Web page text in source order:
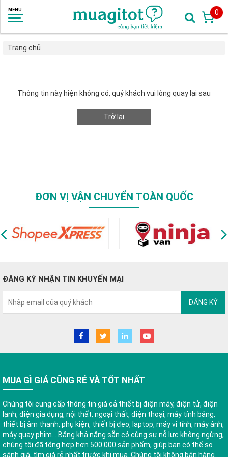
0
Trang chủ
Thông tin này hiện không có, quý khách vui lòng quay lại sau
Trở lại
ĐƠN VỊ VẬN CHUYỂN TOÀN QUỐC
ĐĂNG KÝ NHẬN TIN KHUYẾN MẠI
ĐĂNG KÝ
MUA GÌ GIÁ CŨNG RẺ VÀ TỐT NHẤT
Chúng tôi cung cấp thông tin giá cả thiết bị điện máy, điện tử, điện
lạnh, điện gia dụng, nội thất, ngoại thất, điện thoại, máy tính bảng,
thiết bị âm thanh, phụ kiện, thiết bị đeo, laptop, máy vi tính, máy ảnh,
máy quay phim... Bằng khả năng sẵn có cùng sự nỗ lực không ngừng,
chúng tôi đã tổng hợp hơn 500.000 sản phẩm, giúp bạn có thể so
sánh giá, tìm giá rẻ nhất trước khi mua. Chúng tôi không bán hàng.